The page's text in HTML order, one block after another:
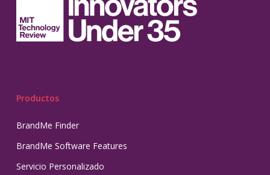
Productos
BrandMe Finder
BrandMe Software Features
Servicio Personalizado